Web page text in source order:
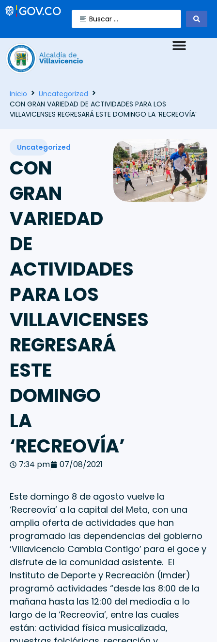
Inicio
Uncategorized
CON GRAN VARIEDAD DE ACTIVIDADES PARA LOS
VILLAVICENSES REGRESARÁ ESTE DOMINGO LA ‘RECREOVÍA’
Uncategorized
CON
GRAN
VARIEDAD
DE
ACTIVIDADES
PARA LOS
VILLAVICENSES
REGRESARÁ
ESTE
DOMINGO
LA
‘RECREOVÍA’
7:34 pm 07/08/2021
Este domingo 8 de agosto vuelve la
‘Recreovía’ a la capital del Meta, con una
amplia oferta de actividades que han
programado las dependencias del gobierno
‘Villavicencio Cambia Contigo’ para el goce y
disfrute de la comunidad asistente. El
Instituto de Deporte y Recreación (Imder)
programó actividades “desde las 8:00 de la
mañana hasta las 12:00 del mediodía a lo
largo de la ‘Recreovía’, entre las cuales
están: actividad física musicalizada,